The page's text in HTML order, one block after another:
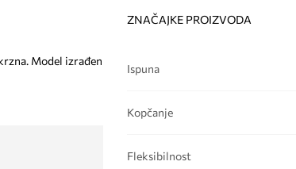
Model izrađen
ZNAČAJKE PROIZVODA
Ispuna
Kopčanje
Fleksibilnost